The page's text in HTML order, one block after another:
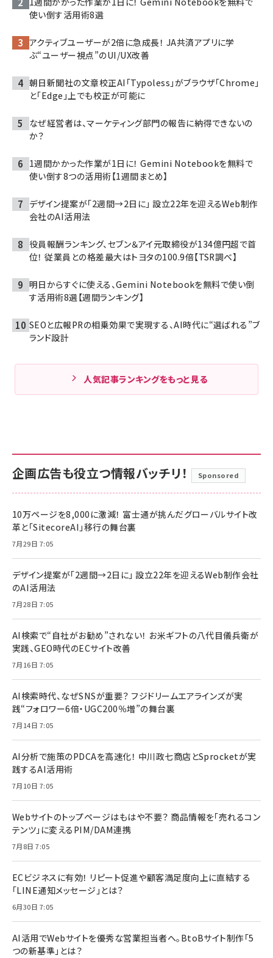
使い倒す活用術8選
アクティブユーザーが2倍に急成長！ JA共済アプリに学
ぶ“ユーザー視点”のUI/UX改善
朝日新聞社の文章校正AI「Typoless」がブラウザ「Chrome」
と「Edge」上でも校正が可能に
なぜ経営者は、マーケティング部門の報告に納得できないの
か？
1週間かかった作業が1日に！ Gemini Notebookを無料で
使い倒す8つの活用術【1週間まとめ】
デザイン提案が「2週間→2日に」 設立22年を迎えるWeb制作
会社のAI活用法
役員報酬ランキング、セブン＆アイ元取締役が134億円超で首
位！ 従業員との格差最大はトヨタの100.9倍【TSR調べ】
明日からすぐに使える、Gemini Notebookを無料で使い倒
す活用術8選【週間ランキング】
SEOと広報PRの相乗効果で実現する、AI時代に“選ばれる”ブ
ランド設計
人気記事ランキングをもっと見る
企画広告も役立つ情報バッチリ！ Sponsored
10万ページを8,000に激減！ 富士通が挑んだグローバルサイト改
革と「SitecoreAI」移行の舞台裏
7月29日 7:05
デザイン提案が「2週間→2日に」 設立22年を迎えるWeb制作会社
のAI活用法
7月28日 7:05
AI検索で“自社がお勧め”されない！ お米ギフトの八代目儀兵衛が
実践、GEO時代のECサイト改善
7月16日 7:05
AI検索時代、なぜSNSが重要？ フジドリームエアラインズが実
践“フォロワー6倍・UGC200％増”の舞台裏
7月14日 7:05
AI分析で施策のPDCAを高速化！ 中川政七商店とSprocketが実
践するAI活用術
7月10日 7:05
Webサイトのトップページはもはや不要？ 商品情報を「売れるコン
テンツ」に変えるPIM/DAM連携
7月8日 7:05
ECビジネスに有効！ リピート促進や顧客満足度向上に直結する
「LINE通知メッセージ」とは？
6月30日 7:05
AI活用でWebサイトを優秀な営業担当者へ。BtoBサイト制作「5
つの新基準」とは？